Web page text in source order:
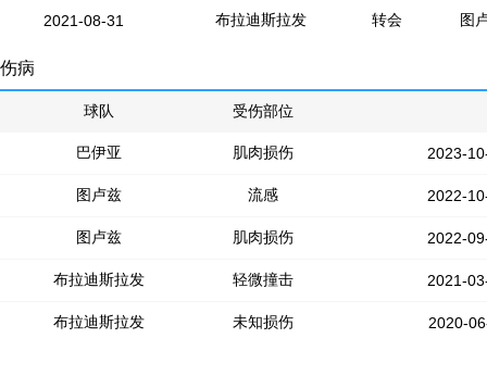
2021-08-31 布拉迪斯拉发 转会 图
伤病
球队 受伤部位
巴伊亚 肌肉损伤 2023-
图卢兹 流感 2022-
图卢兹 肌肉损伤 2022-
布拉迪斯拉发 轻微撞击 2021-
布拉迪斯拉发 未知损伤 2020-